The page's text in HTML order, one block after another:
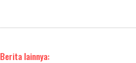
Berita lainnya: